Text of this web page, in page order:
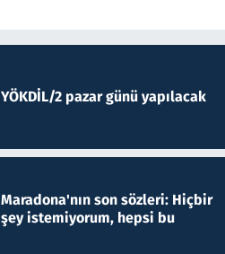
YÖKDİL/2 pazar günü yapılacak
Maradona'nın son sözleri: Hiçbir
şey istemiyorum, hepsi bu